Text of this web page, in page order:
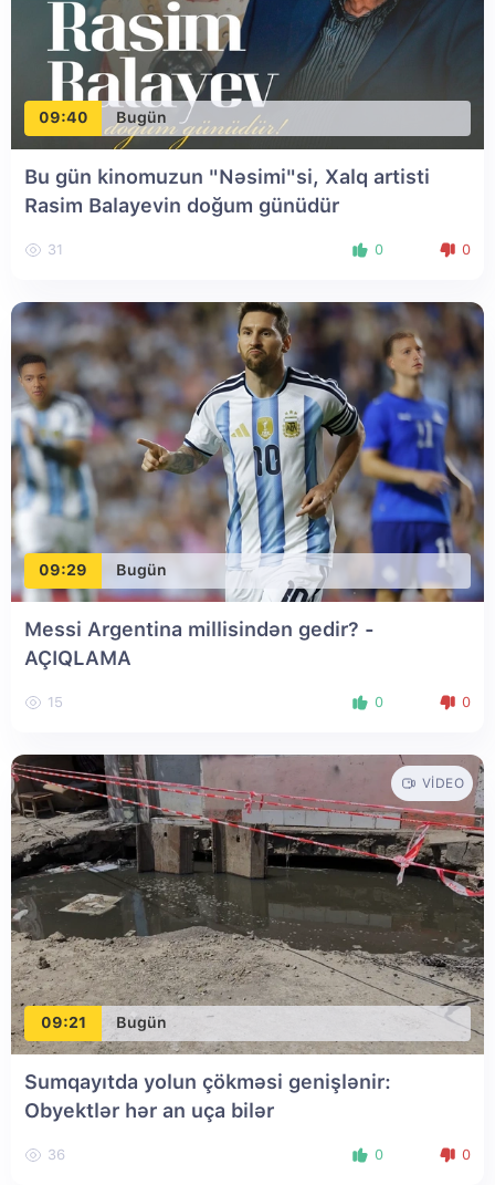
09:40 Bugün
Bu gün kinomuzun "Nəsimi"si, Xalq artisti
Rasim Balayevin doğum günüdür
31 0 0
09:29 Bugün
Messi Argentina millisindən gedir? -
AÇIQLAMA
15 0 0
09:21 Bugün
VIDEO
Sumqayıtda yolun çökməsi genişlənir:
Obyektlər hər an uça bilər
36 0 0